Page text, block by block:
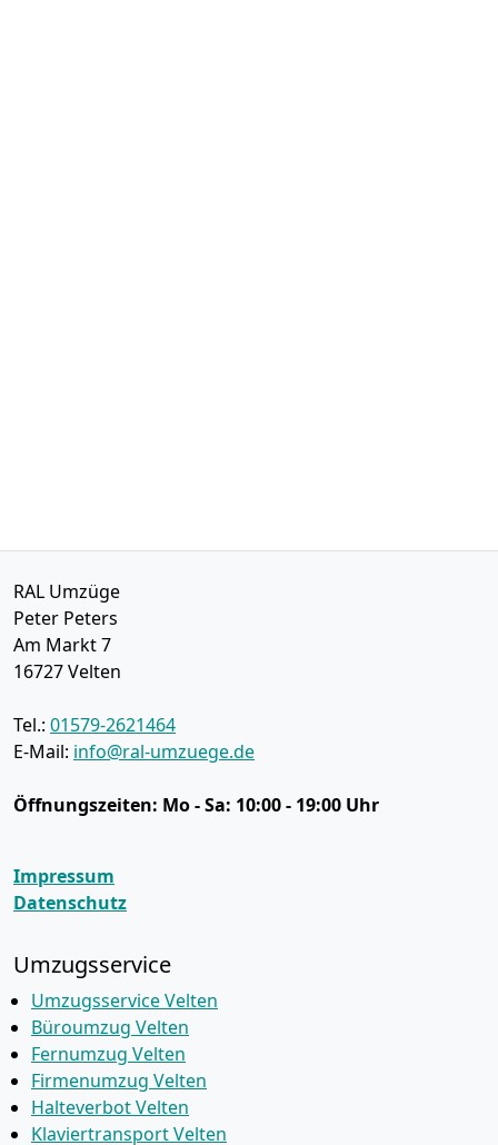
RAL Umzüge
Peter Peters
Am Markt 7
16727Velten
Tel.: 01579-2621464
E-Mail: info@ral-umzuege.de
Öffnungszeiten: Mo - Sa: 10:00 - 19:00 Uhr
Impressum
Datenschutz
Umzugsservice
Umzugsservice Velten
Büroumzug Velten
Fernumzug Velten
Firmenumzug Velten
Halteverbot Velten
Klaviertransport Velten